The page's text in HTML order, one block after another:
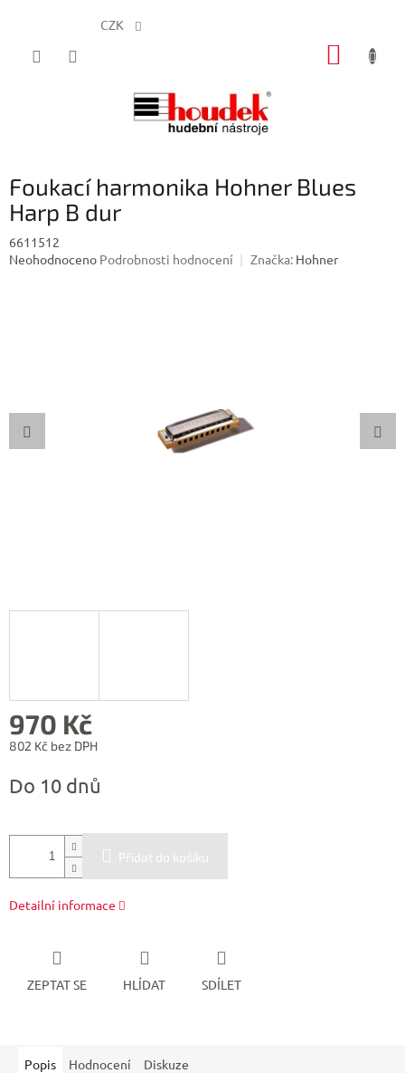
CZK
Foukací harmonika Hohner Blues
Harp B dur
6611512
Průměrné
Neohodnoceno Podrobnosti hodnocení Značka: Hohner
970 Kč
802 Kč bez DPH
cena:
Do 10 dnů
Přidat do košíku
Detailní informace
ZEPTAT SE HLÍDAT SDÍLET
Popis Hodnocení Diskuze